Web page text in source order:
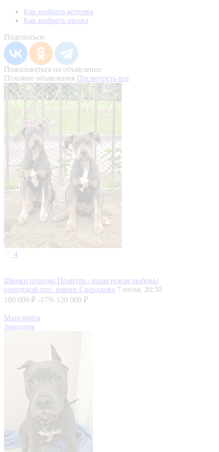
Как выбрать котенка
Как выбрать щенка
Поделиться:
Пожаловаться на объявление
Похожие объявления Посмотреть все
4
Щенки породы Прайтер - ваша новая любовь!
городской пос. имени Свердлова 7 июля, 20:50
100 000 ₽ -17% 120 000 ₽
Маргарита
Заводчик